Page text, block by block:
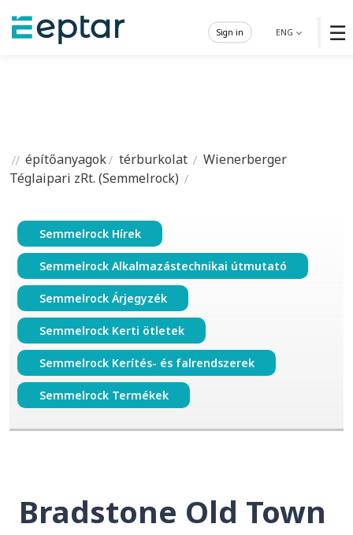
☰
ENG
Sign in
építőanyagok térburkolat
Wienerberger
Téglaipari zRt. (Semmelrock)
Semmelrock Hírek
Semmelrock Alkalmazástechnikai útmutató
Semmelrock Árjegyzék
Semmelrock Kerti ötletek
Semmelrock Kerítés- és falrendszerek
Semmelrock Termékek
Bradstone Old Town